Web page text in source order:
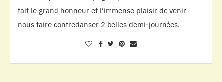
fait le grand honneur et l’immense plaisir de venir
nous faire contredanser 2 belles demi-journées.